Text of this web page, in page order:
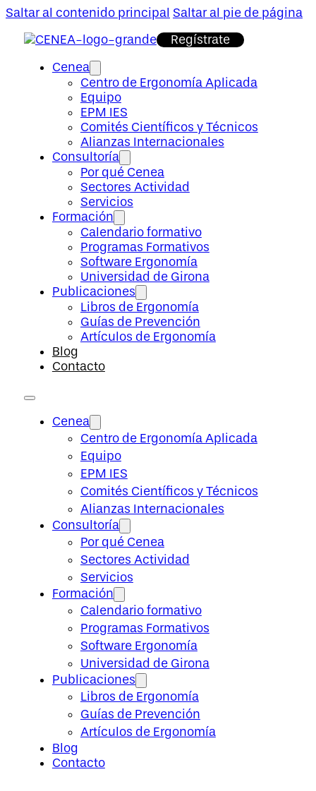
Saltar al contenido principal Saltar al pie de página
Regístrate
Cenea
Centro de Ergonomía Aplicada
Equipo
EPM IES
Comités Científicos y Técnicos
Alianzas Internacionales
Consultoría
Por qué Cenea
Sectores Actividad
Servicios
Formación
Calendario formativo
Programas Formativos
Software Ergonomía
Universidad de Girona
Publicaciones
Libros de Ergonomía
Guías de Prevención
Artículos de Ergonomía
Blog
Contacto
Cenea
Centro de Ergonomía Aplicada
Equipo
EPM IES
Comités Científicos y Técnicos
Alianzas Internacionales
Consultoría
Por qué Cenea
Sectores Actividad
Servicios
Formación
Calendario formativo
Programas Formativos
Software Ergonomía
Universidad de Girona
Publicaciones
Libros de Ergonomía
Guías de Prevención
Artículos de Ergonomía
Blog
Contacto